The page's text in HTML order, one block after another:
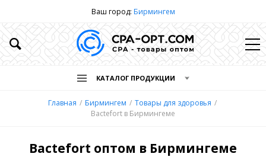
Ваш город: Бирмингем
КАТАЛОГ ПРОДУКЦИИ
Главная Бирмингем
Товары для здоровья
Bactefort в Бирмингеме
Bactefort оптом в Бирмингеме